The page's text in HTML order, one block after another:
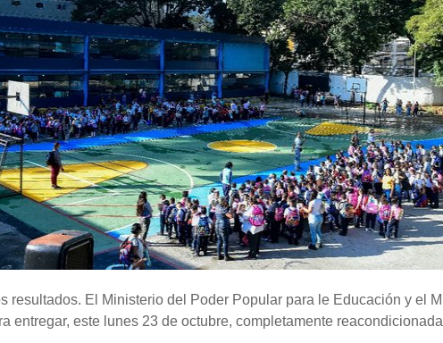
resultados. El Ministerio del Poder Popular para le Educación y el
entregar, este lunes 23 de octubre, completamente